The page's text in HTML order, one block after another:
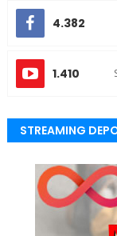
4.382
1.410
STREAMING